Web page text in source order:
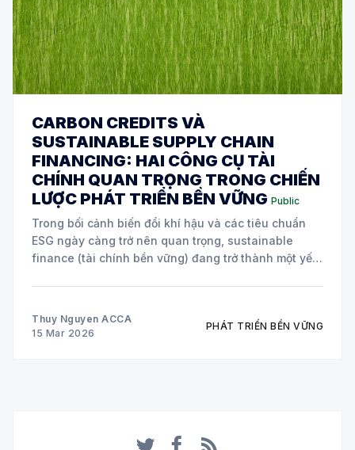
CARBON CREDITS VÀ
SUSTAINABLE SUPPLY CHAIN
FINANCING: HAI CÔNG CỤ TÀI
CHÍNH QUAN TRỌNG TRONG CHIẾN
LƯỢC PHÁT TRIỂN BỀN VỮNG Public
Trong bối cảnh biến đổi khí hậu và các tiêu chuẩn
ESG ngày càng trở nên quan trọng, sustainable
finance (tài chính bền vững) đang trở thành một yếu
Thuy Nguyen ACCA
15 Mar 2026
PHÁT TRIỂN BỀN VỮNG